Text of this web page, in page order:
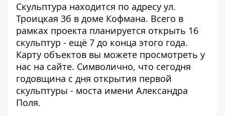
Скульптура находится по адресу ул.
Троицкая 3б в доме Кофмана. Всего в
рамках проекта планируется открыть 16
скульптур - ещё 7 до конца этого года.
Карту объектов вы можете просмотреть у
нас на сайте. Символично, что сегодня
годовщина с дня открытия первой
скульптуры - моста имени Александра
Поля.